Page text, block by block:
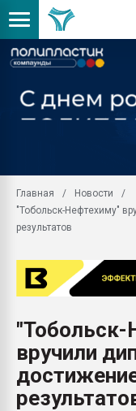
Главная
Новости
"Тобольск-Нефтехиму"
результатов
"Тобольск-
вручили